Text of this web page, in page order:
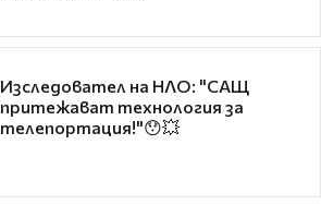
Изследовател на НЛО: "САЩ
притежават технология за
телепортация!"😯💥